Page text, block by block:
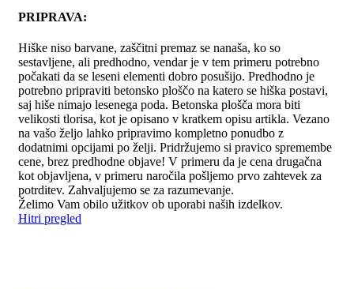
PRIPRAVA:
Hiške niso barvane, zaščitni premaz se nanaša, ko so
sestavljene, ali predhodno, vendar je v tem primeru potrebno
počakati da se leseni elementi dobro posušijo. Predhodno je
potrebno pripraviti betonsko ploščo na katero se hiška postavi,
saj hiše nimajo lesenega poda. Betonska plošča mora biti
velikosti tlorisa, kot je opisano v kratkem opisu artikla. Vezano
na vašo željo lahko pripravimo kompletno ponudbo z
dodatnimi opcijami po želji. Pridržujemo si pravico spremembe
cene, brez predhodne objave! V primeru da je cena drugačna
kot objavljena, v primeru naročila pošljemo prvo zahtevek za
potrditev. Zahvaljujemo se za razumevanje.
Želimo Vam obilo užitkov ob uporabi naših izdelkov.
Hitri pregled